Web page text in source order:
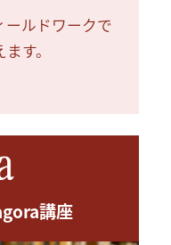
ルドワークで
す。
講座